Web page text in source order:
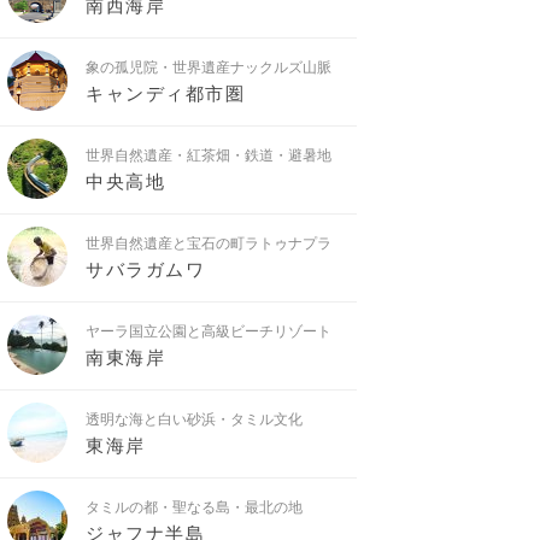
象の孤児院・世界遺産ナックルズ山脈
キャンディ都市圏
世界自然遺産・紅茶畑・鉄道・避暑地
中央高地
世界自然遺産と宝石の町ラトゥナプラ
サバラガムワ
ヤーラ国立公園と高級ビーチリゾート
南東海岸
透明な海と白い砂浜・タミル文化
東海岸
タミルの都・聖なる島・最北の地
ジャフナ半島